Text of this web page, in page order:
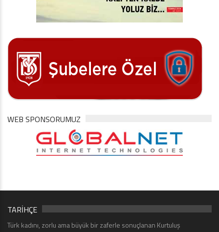
WEB SPONSORUMUZ
TARİHÇE
Türk kadını, zorlu ama büyük bir zaferle sonuçlanan Kurtuluş